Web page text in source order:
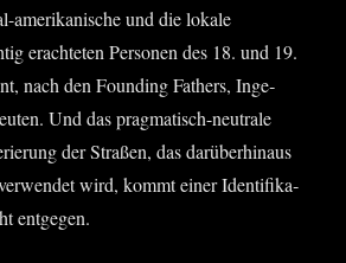
ame­ri­ka­ni­sche und die loka­le
erach­te­ten Per­so­nen des 18. und 19.
nach den Foun­ding Fathers, Inge­
Und das prag­ma­tisch-neu­tra­le
der Stra­ßen, das dar­über­hin­aus
wird, kommt einer Iden­ti­fi­ka­
entgegen.